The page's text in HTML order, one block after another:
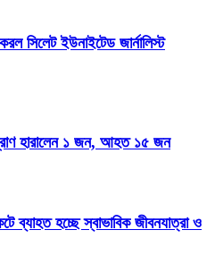
সিলেট ইউনাইটেড জার্নালিস্ট
হারালেন ১ জন, আহত ১৫ জন
ব্যাহত হচ্ছে স্বাভাবিক জীবনযাত্রা ও